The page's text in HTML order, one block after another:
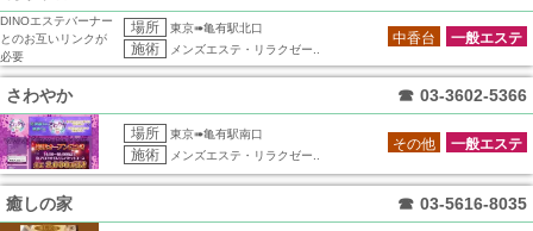
DINOエステバーナー
とのお互いリンクが
必要
場所 東京➠亀有駅北口
施術 メンズエステ・リラクゼー..
一般エステ
中香台
さわやか ☎ 03-3602-5366
場所 東京➠亀有駅南口
施術 メンズエステ・リラクゼー..
一般エステ
その他
癒しの家 ☎ 03-5616-8035